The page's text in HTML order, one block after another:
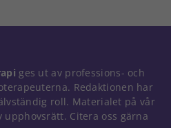
ges ut av professions- och
Redaktionen har
roll. Materialet på vår
upphovsrätt. Citera oss gärna
Nödvändiga
Dessa kakor
går inte att
välja bort. De
behövs för